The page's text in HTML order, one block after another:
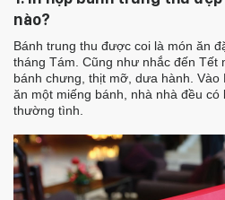
nào?
Bánh trung thu được coi là món ăn
tháng Tám. Cũng như nhắc đến Tết
bánh chưng, thịt mỡ, dưa hành. Vào
ăn một miếng bánh, nhà nhà đều
thường tình.